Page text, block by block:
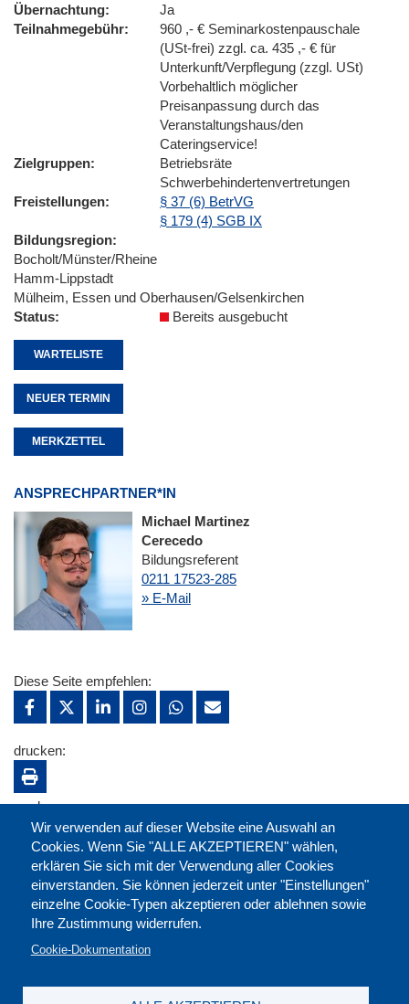
Übernachtung
Ja
Teilnahmegebühr
960 ,- € Seminarkostenpauschale
(USt-frei) zzgl. ca. 435 ,- € für
Unterkunft/Verpflegung (zzgl. USt)
Vorbehaltlich möglicher
Preisanpassung durch das
Veranstaltungshaus/den
Cateringservice!
Zielgruppen
Betriebsräte
Schwerbehindertenvertretungen
Freistellungen
§ 37 (6) BetrVG
§ 179 (4) SGB IX
Bildungsregion
Bocholt/Münster/Rheine
Hamm-Lippstadt
Mülheim, Essen und Oberhausen/Gelsenkirchen
Status
Bereits ausgebucht
WARTELISTE
NEUER TERMIN
MERKZETTEL
ANSPRECHPARTNER*IN
Michael Martinez
Cerecedo
Bildungsreferent
0211 17523-285
» E-Mail
Wir verwenden auf dieser Website eine Auswahl an
Cookies. Wenn Sie "ALLE AKZEPTIEREN" wählen,
erklären Sie sich mit der Verwendung aller Cookies
einverstanden. Sie können jederzeit unter "Einstellungen"
einzelne Cookie-Typen akzeptieren oder ablehnen sowie
Ihre Zustimmung widerrufen.
Cookie-Dokumentation
Diese Seite empfehlen:
drucken:
merken: